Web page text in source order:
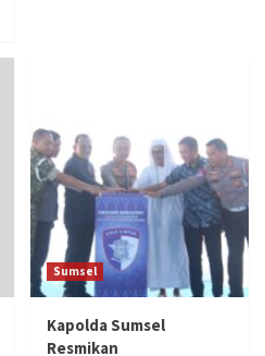
Sumsel
Kapolda Sumsel
Resmikan